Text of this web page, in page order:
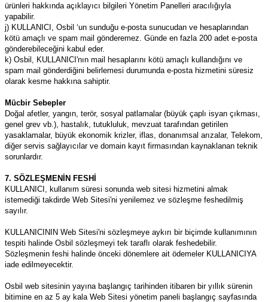
ürünleri hakkında açıklayıcı bilgileri Yönetim Panelleri aracılığıyla
yapabilir.
j) KULLANICI, Osbil ‘un sunduğu e-posta sunucudan ve hesaplarından
kötü amaçlı ve spam mail gönderemez. Günde en fazla 200 adet e-posta
gönderebileceğini kabul eder.
k) Osbil, KULLANICI'nın mail hesaplarını kötü amaçlı kullandığını ve
spam mail gönderdiğini belirlemesi durumunda e-posta hizmetini süresiz
olarak kesme hakkına sahiptir.
Mücbir Sebepler
Doğal afetler, yangın, terör, sosyal patlamalar (büyük çaplı isyan çıkması,
genel grev vb.), hastalık, tutukluluk, mevzuat tarafından getirilen
yasaklamalar, büyük ekonomik krizler, iflas, donanımsal arızalar, Telekom,
diğer servis sağlayıcılar ve domain kayıt firmasından kaynaklanan teknik
sorunlardır.
7. SÖZLEŞMENİN FESHİ
KULLANICI, kullanım süresi sonunda web sitesi hizmetini almak
istemediği takdirde Web Sitesi'ni yenilemez ve sözleşme feshedilmiş
sayılır.
KULLANICININ Web Sitesi'ni sözleşmeye aykırı bir biçimde kullanımının
tespiti halinde Osbil sözleşmeyi tek taraflı olarak feshedebilir.
Sözleşmenin feshi halinde önceki dönemlere ait ödemeler KULLANICIYA
iade edilmeyecektir.
Osbil web sitesinin yayına başlangıç tarihinden itibaren bir yıllık sürenin
bitimine en az 5 ay kala Web Sitesi yönetim paneli başlangıç sayfasında